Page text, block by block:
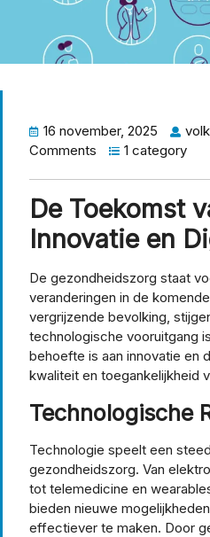
16 november, 2025
Comments
1 category
De Toekomst
Innovatie en
De gezondheidszorg staat
veranderingen in de
vergrijzende bevolking,
technologische vooruitgang
behoefte is aan innovatie en
kwaliteit en toegankelijkheid
Technologische
Technologie speelt een
gezondheidszorg. Van
tot telemedicine en
bieden nieuwe
effectiever te maken. Door